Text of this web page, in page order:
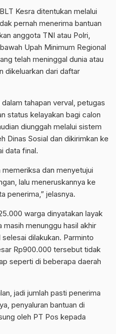
Kesra ditentukan melalui
pernah menerima bantuan
anggota TNI atau Polri,
Upah Minimum Regional
telah meninggal dunia atau
dikeluarkan dari daftar
tahapan verval, petugas
status kelayakan bagi calon
diunggah melalui sistem
Dinas Sosial dan dikirimkan ke
data final.
memeriksa dan menyetujui
lalu meneruskannya ke
penerima,” jelasnya.
warga dinyatakan layak
masih menunggu hasil akhir
dilakukan. Parminto
Rp900.000 tersebut tidak
seperti di beberapa daerah
jadi jumlah pasti penerima
penyaluran bantuan di
oleh PT Pos kepada